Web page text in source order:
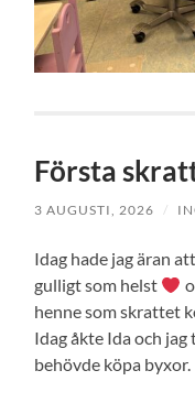
Första
3 AUGUSTI, 2026 /
Idag hade jag äran
gulligt som helst
henne som skrattet
Idag åkte Ida och
behövde köpa byxor.